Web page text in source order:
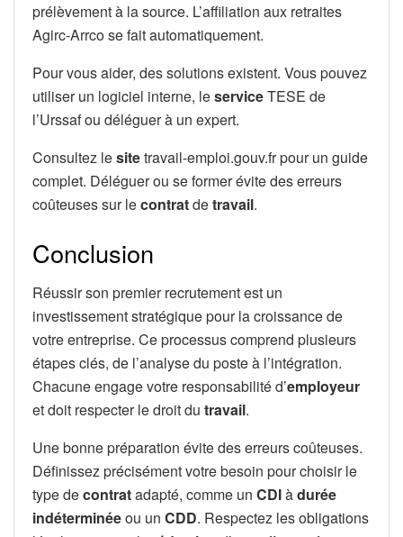
prélèvement à la source. L’affiliation aux retraites
Agirc-Arrco se fait automatiquement.
Pour vous aider, des solutions existent. Vous pouvez
utiliser un logiciel interne, leserviceTESE de
l’Urssaf ou déléguer à un expert.
Consultez lesitetravail-emploi.gouv.fr pour un guide
complet. Déléguer ou se former évite des erreurs
coûteuses sur lecontratdetravail.
Conclusion
Réussir son premier recrutement est un
investissement stratégique pour la croissance de
votre entreprise. Ce processus comprend plusieurs
étapes clés, de l’analyse du poste à l’intégration.
Chacune engage votre responsabilité d’employeur
et doit respecter le droit du travail.
Une bonne préparation évite des erreurs coûteuses.
Définissez précisément votre besoin pour choisir le
type decontratadapté, comme un CDIàdurée
indéterminéeou un CDD. Respectez les obligations